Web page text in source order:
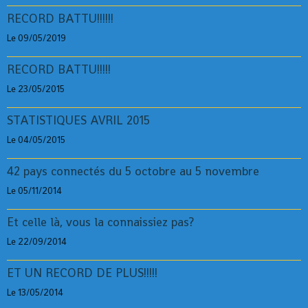
RECORD BATTU!!!!!!
Le 09/05/2019
RECORD BATTU!!!!!
Le 23/05/2015
STATISTIQUES AVRIL 2015
Le 04/05/2015
42 pays connectés du 5 octobre au 5 novembre
Le 05/11/2014
Et celle là, vous la connaissiez pas?
Le 22/09/2014
ET UN RECORD DE PLUS!!!!!
Le 13/05/2014